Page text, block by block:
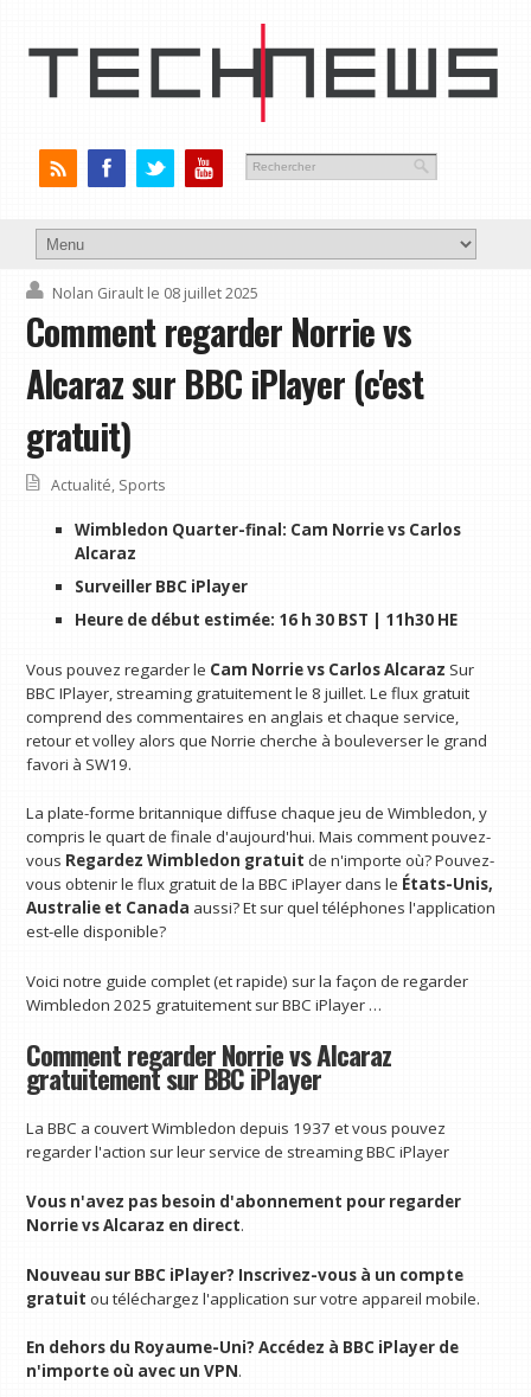
Nolan Girault le 08 juillet 2025
Comment regarder Norrie vs
Alcaraz sur BBC iPlayer (c'est
gratuit)
Actualité, Sports
Wimbledon Quarter-final: Cam Norrie vs Carlos
Alcaraz
Surveiller BBC iPlayer
Heure de début estimée: 16 h 30 BST | 11h30 HE
Vous pouvez regarder le Cam Norrie vs Carlos Alcaraz Sur
BBC IPlayer, streaming gratuitement le 8 juillet. Le flux gratuit
comprend des commentaires en anglais et chaque service,
retour et volley alors que Norrie cherche à bouleverser le grand
favori à SW19.
La plate-forme britannique diffuse chaque jeu de Wimbledon, y
compris le quart de finale d'aujourd'hui. Mais comment pouvez-
vous Regardez Wimbledon gratuit de n'importe où? Pouvez-
vous obtenir le flux gratuit de la BBC iPlayer dans le États-Unis,
Australie et Canada aussi? Et sur quel téléphones l'application
est-elle disponible?
Voici notre guide complet (et rapide) sur la façon de regarder
Wimbledon 2025 gratuitement sur BBC iPlayer …
Comment regarder Norrie vs Alcaraz
gratuitement sur BBC iPlayer
La BBC a couvert Wimbledon depuis 1937 et vous pouvez
regarder l'action sur leur service de streaming BBC iPlayer
Vous n'avez pas besoin d'abonnement pour regarder
Norrie vs Alcaraz en direct.
Nouveau sur BBC iPlayer? Inscrivez-vous à un compte
gratuit ou téléchargez l'application sur votre appareil mobile.
En dehors du Royaume-Uni?Accédez à BBC iPlayer de
n'importe où avec un VPN.